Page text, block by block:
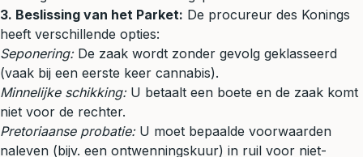
3. Beslissing van het Parket: De procureur des Konings
heeft verschillende opties:
Seponering:De zaak wordt zonder gevolg geklasseerd
(vaak bij een eerste keer cannabis).
Minnelijke schikking:U betaalt een boete en de zaak komt
niet voor de rechter.
Pretoriaanse probatie:U moet bepaalde voorwaarden
naleven (bijv. een ontwenningskuur) in ruil voor niet-